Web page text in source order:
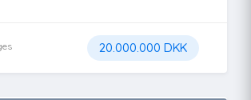
20.000.000 DKK